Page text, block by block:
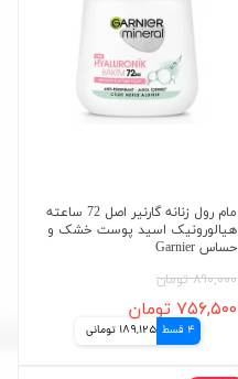
مام رول زنانه گارنیر اصل 72 ساعته
هیالورونیک اسید پوست خشک و
حساس Garnier
۸۹۰,۰۰۰ تومان
۷۵۶,۵۰۰ تومان
4 قسط 189,125 تومانی